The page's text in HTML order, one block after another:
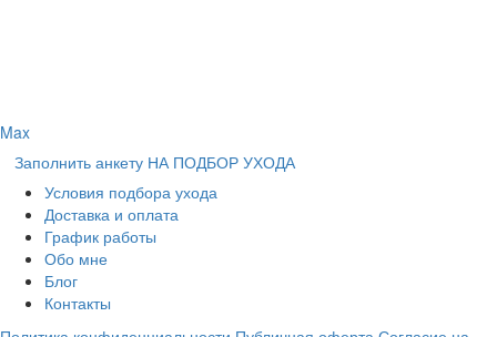
Max
Заполнить анкету НА ПОДБОР УХОДА
Условия подбора ухода
Доставка и оплата
График работы
Обо мне
Блог
Контакты